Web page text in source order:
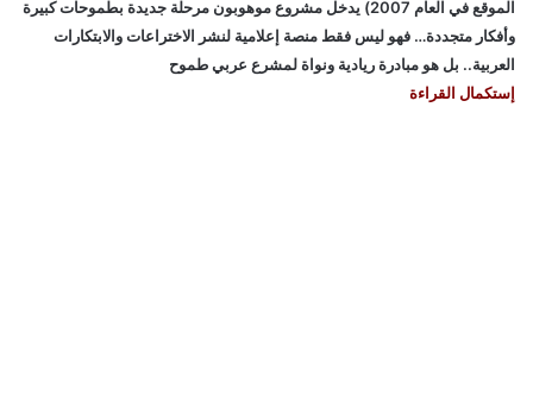
الموقع في العام 2007) يدخل مشروع موهوبون مرحلة جديدة بطموحات كبيرة
وأفكار متجددة… فهو ليس فقط منصة إعلامية لنشر الاختراعات والابتكارات
العربية.. بل هو مبادرة ريادية ونواة لمشرع عربي طموح
إستكمال القراءة